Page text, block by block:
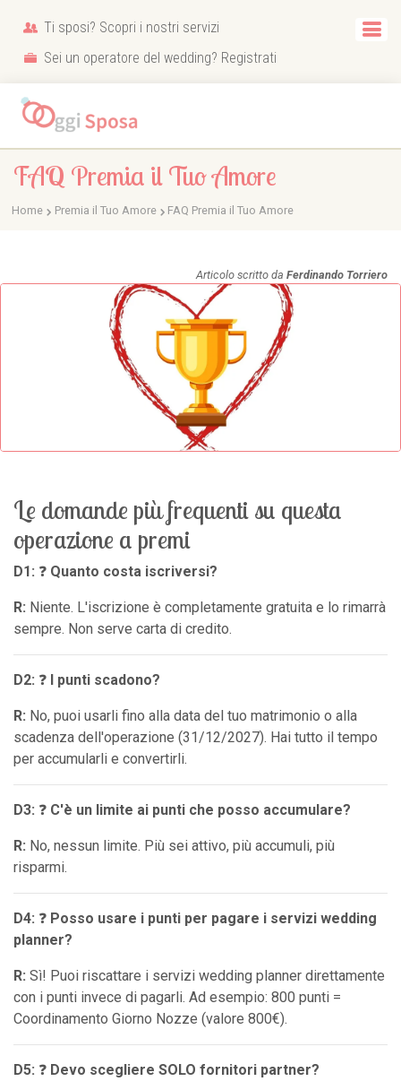
Ti sposi? Scopri i nostri servizi
Sei un operatore del wedding? Registrati
FAQ Premia il Tuo Amore
Home Premia il Tuo Amore FAQ Premia il Tuo Amore
Articolo scritto da Ferdinando Torriero
Le domande più frequenti su questa
operazione a premi
D1: ❓ Quanto costa iscriversi?
R: Niente. L'iscrizione è completamente gratuita e lo rimarrà
sempre. Non serve carta di credito.
D2: ❓ I punti scadono?
R: No, puoi usarli fino alla data del tuo matrimonio o alla
scadenza dell'operazione (31/12/2027). Hai tutto il tempo
per accumularli e convertirli.
D3: ❓ C'è un limite ai punti che posso accumulare?
R: No, nessun limite. Più sei attivo, più accumuli, più
risparmi.
D4: ❓ Posso usare i punti per pagare i servizi wedding
planner?
R: Sì! Puoi riscattare i servizi wedding planner direttamente
con i punti invece di pagarli. Ad esempio: 800 punti =
Coordinamento Giorno Nozze (valore 800€).
D5: ❓ Devo scegliere SOLO fornitori partner?